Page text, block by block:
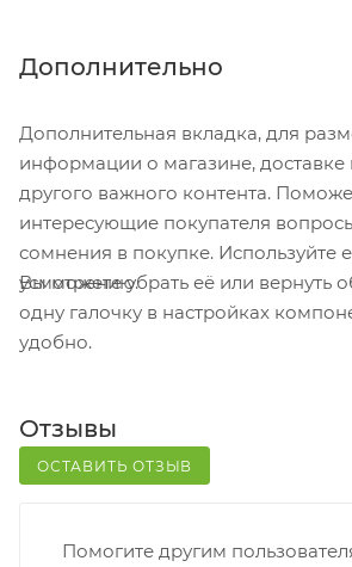
получения заказа обратитесь к
кассовой зоне и назовите
Постамат. Когда заказ поступит
телефон или e-mail придет
Заказ нужно оплатить в
Срок хранения — 3 дня.
Почтовая доставка через почту
оценить состояние коробки: вес,
Вскрывать коробку
не должна превышать 100 000 р.
Дополнительно
Дополнительная вкладка, для
информации о магазине,
другого важного контента.
интересующие покупателя
сомнения в покупке. Используйте
усмотрению.
Вы можете убрать её или вернуть
одну галочку в настройках
удобно.
Отзывы
ОСТАВИТЬ ОТЗЫВ
Помогите другим